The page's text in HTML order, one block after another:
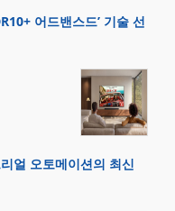
어드밴스드’ 기술 선
얼 오토메이션의 최신